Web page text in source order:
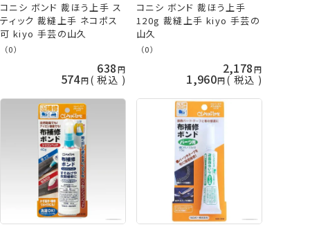
コニシ ボンド 裁ほう上手 ス
ティック 裁縫上手 ネコポス
可 kiyo 手芸の山久
（0）
638
574 税込
コニシ ボンド 裁ほう上手
120g 裁縫上手 kiyo 手芸の
山久
（0）
2,178
1,960 税込